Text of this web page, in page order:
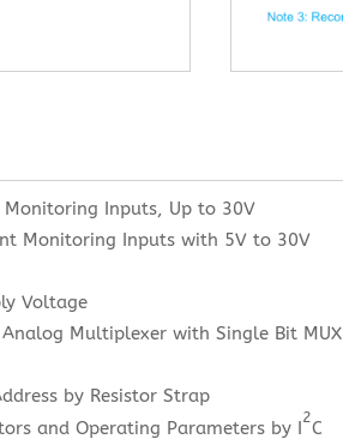
Monitoring Inputs, Up to 30V
Monitoring Inputs with 5V to 30V
Voltage
Multiplexer with Single Bit MUX
by Resistor Strap
and Operating Parameters by I
2
C